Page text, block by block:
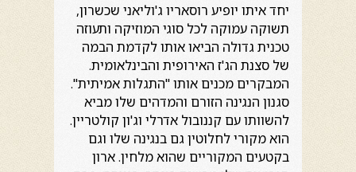
יחד איתו יופיע רוסאריו ג'וליאני שכשרון,
תשוקה עמוקה לכל סוגי המוזיקה ותעוזה
טכנית גדולה הביאו אותו לקדמת הבמה
של סצנת הג'ז האירופית והבינלאומית.
המבקרים מכנים אותו "התגלות אמיתית".
סגנון הנגינה הזורם והמדהים שלו מביא
להשוותו עם קננובול אדרלי וג'ון קולטריין.
הוא מקורי לחלוטין גם בנגינה שלו וגם
בקטעים המקוריים שהוא מלחין. ארון